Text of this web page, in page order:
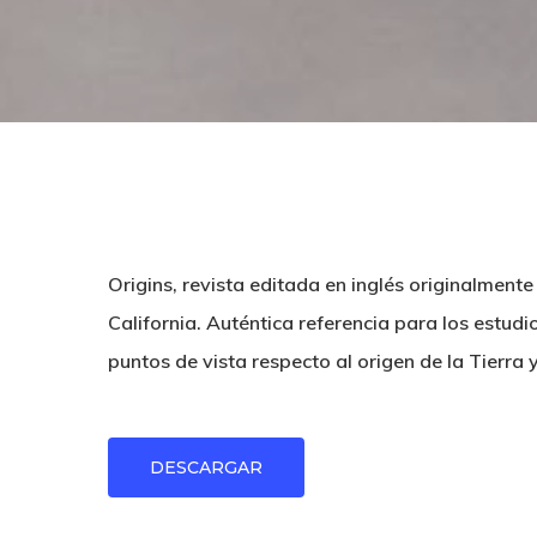
Origins, revista editada en inglés
California. Auténtica referencia para los
puntos de vista respecto al origen de la Tierra
DESCARGAR